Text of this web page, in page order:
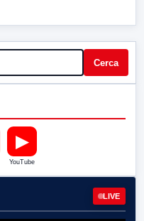
Cerca
▶
YouTube
LIVE